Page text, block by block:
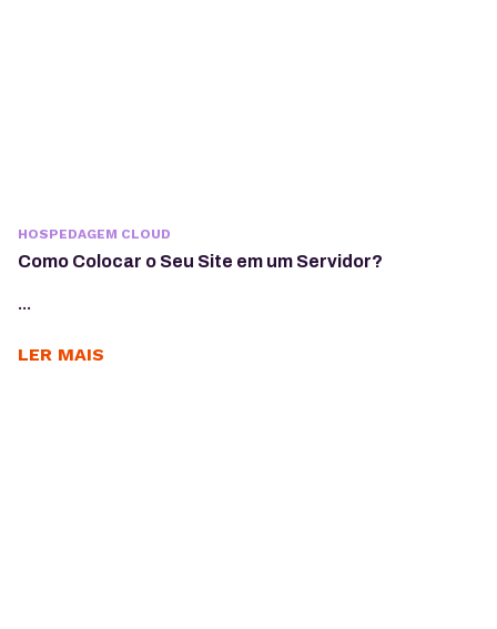
HOSPEDAGEM CLOUD
Como Colocar o Seu Site em um Servidor?
...
LER MAIS